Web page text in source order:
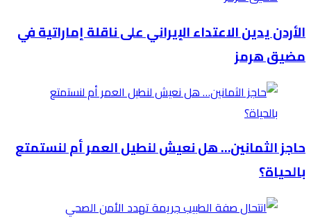
الأردن يدين الاعتداء الإيراني على ناقلة إماراتية في
مضيق هرمز
حاجز الثمانين… هل نعيش لنطيل العمر أم لنستمتع
بالحياة؟